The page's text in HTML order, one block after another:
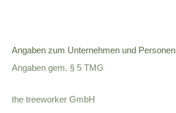
Angaben zum Unternehmen und Personen
Angaben gem. § 5 TMG
the treeworker GmbH